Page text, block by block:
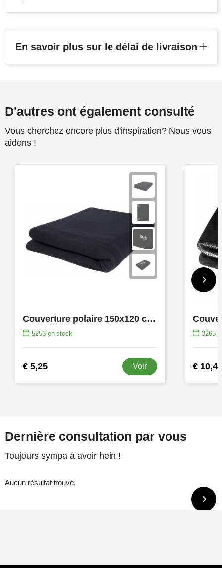
En savoir plus sur le délai de livraison
D'autres ont également consulté
Vous cherchez encore plus d'inspiration? Nous vous
aidons !
Couverture polaire 150x120 cm, 200 gr/m².
5253en stock
€ 5,25 Voir
3265
€ 10,42
Dernière consultation par vous
Toujours sympa à avoir hein !
Aucun résultat trouvé.